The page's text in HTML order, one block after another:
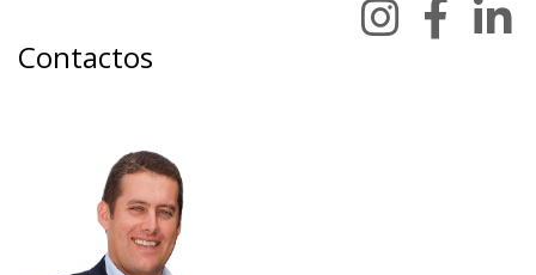
Contactos